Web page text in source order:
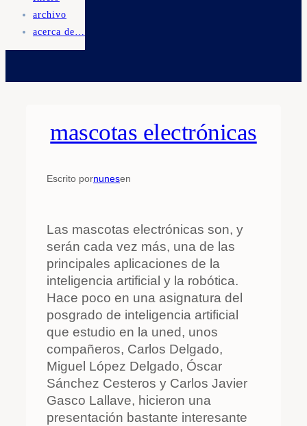
archivo
acerca de…
mascotas electrónicas
Escrito pornunesen
Las mascotas electrónicas son, y
serán cada vez más, una de las
principales aplicaciones de la
inteligencia artificial y la robótica.
Hace poco en una asignatura del
posgrado de inteligencia artificial
que estudio en la uned, unos
compañeros, Carlos Delgado,
Miguel López Delgado, Óscar
Sánchez Cesteros y Carlos Javier
Gasco Lallave, hicieron una
presentación bastante interesante